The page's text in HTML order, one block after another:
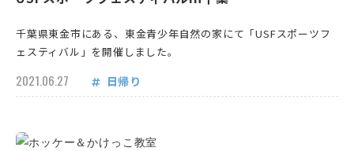
千葉県東金市にある、東金青少年自然の家にて「USFスポーツフ
ェスティバル」を開催しました。
2021.06.27 日帰り